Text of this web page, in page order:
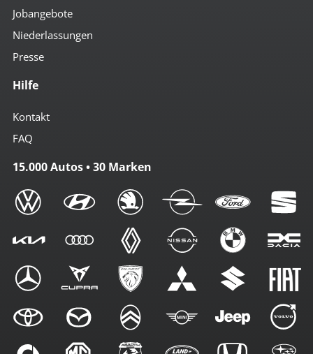
Jobangebote
Niederlassungen
Presse
Hilfe
Kontakt
FAQ
15.000 Autos • 30 Marken